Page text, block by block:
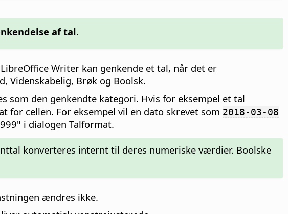
af tal.
Writer kan genkende et tal, når det er
Videnskabelig, Brøk og Boolsk.
som den genkendte kategori. Hvis for eksempel et tal
for cellen. For eksempel vil en dato skrevet som 2018-03-08
i dialogen Talformat.
konverteres internt til deres numeriske værdier. Boolske
ændres ikke.